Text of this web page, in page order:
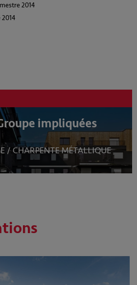
2014
impliquées
/ CHARPENTE MÉTALLIQUE